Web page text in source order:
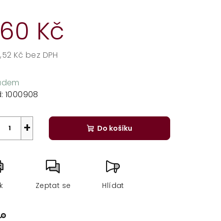
Kč
Kč bez DPH
1000908
+ Do košíku
Zeptat se Hlídat